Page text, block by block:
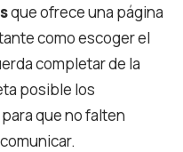
que ofrece una página
como escoger el
completar de la
posible los
que no falten